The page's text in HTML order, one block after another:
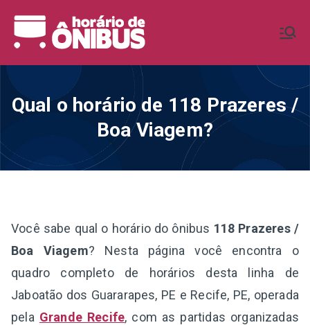
para
Ônibus BR
Horários de Ônibus de todo o
Qual o horário de 118 Prazeres /
Boa Viagem?
Você sabe qual o horário do ônibus 118 Prazeres /
Boa Viagem? Nesta página você encontra o
quadro completo de horários desta linha de
Jaboatão dos Guararapes, PE e Recife, PE, operada
pela Grande Recife, com as partidas organizadas